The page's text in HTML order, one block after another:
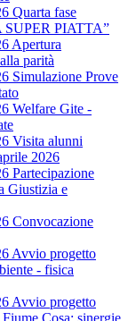
Quarta fase
SUPER PIATTA”
Apertura
parità
Simulazione Prove
Welfare Gite -
Visita alunni
2026
Partecipazione
Giustizia e
Convocazione
Avvio progetto
- fisica
Avvio progetto